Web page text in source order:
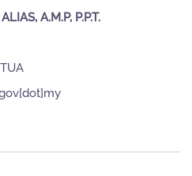
A.M.P, P.P.T.